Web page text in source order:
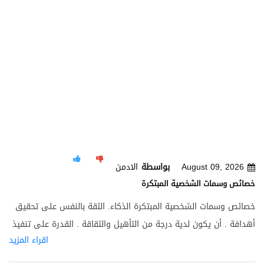
بواسطة الادمن August 09, 2026
خصائص وسمات الشخصية المبتكرة
خصائص وسمات الشخصية المبتكرة الذكاء. الثقة بالنفس على تحقيق
أهدافة . أن يكون لدية درجة من التأهيل والثقاقة . القدرة على تنفيذ
الافكار الابداعية التي يحملها الشخص المبدع . القدرة على استنباط
الامور فلا يرى الظواهر على حالتها بل يقوم بتحليلها ويثير التساؤلات
اقراء المزيد